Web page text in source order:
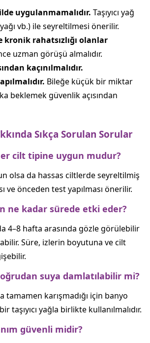
uygulanmamalıdır. Taşıyıcı yağ
vb.) ile seyreltilmesi önerilir.
kronik rahatsızlığı olanlar
uzman görüşü almalıdır.
kaçınılmalıdır.
Bileğe küçük bir miktar
beklemek güvenlik açısından
Sıkça Sorulan Sorular
cilt tipine uygun mudur?
olsa da hassas ciltlerde seyreltilmiş
ve önceden test yapılması önerilir.
ne kadar sürede etki eder?
4–8 hafta arasında gözle görülebilir
Süre, izlerin boyutuna ve cilt
suya damlatılabilir mi?
tamamen karışmadığı için banyo
taşıyıcı yağla birlikte kullanılmalıdır.
güvenli midir?